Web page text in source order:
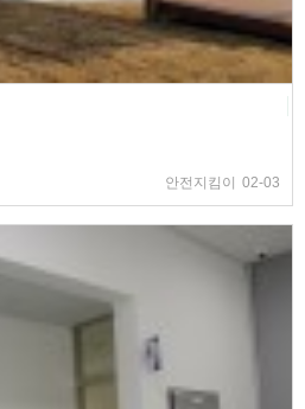
안전지킴이 02-03